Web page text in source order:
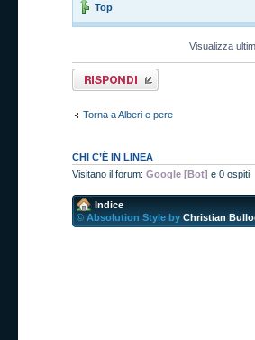
Top
Visualizza
Rispondi al
messaggio
Torna a Alberi e pere
CHI C’È IN LINEA
Visitano il forum: Google [Bot] e 0 ospiti
Indice
© Absolution Style by Christian